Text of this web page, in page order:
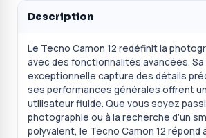
Description
Le Tecno Camon 12 redéfinit la
avec des fonctionnalités avancées. Sa
exceptionnelle capture des détails
ses performances générales offrent
utilisateur fluide. Que vous soyez
photographie ou à la recherche d’un
polyvalent, le Tecno Camon 12 répond